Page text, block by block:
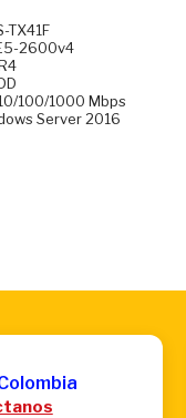
TX41F
2600v4
100/1000 Mbps
Server 2016